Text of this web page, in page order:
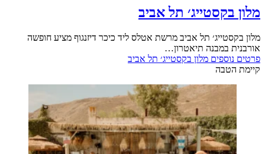
מלון בקסטייג׳ תל אביב
מלון בקסטייג׳ תל אביב מרשת אטלס ליד כיכר דיזנגוף מציע חופשה
אורבנית במבנה תיאטרון…
פרטים נוספים מלון בקסטייג׳ תל אביב
קיימת הטבה